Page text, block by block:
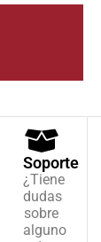
Soporte
¿Tiene
dudas
sobre
alguno